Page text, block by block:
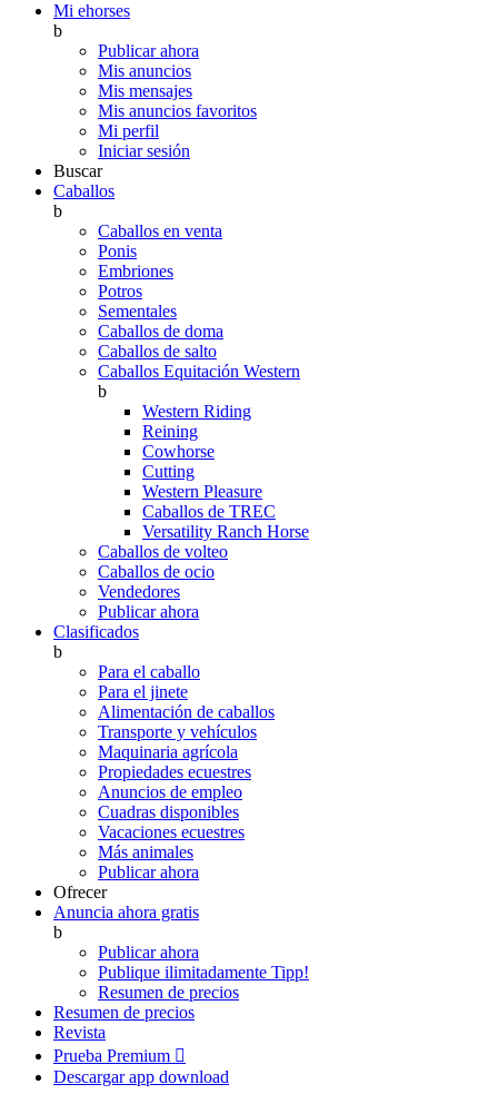
Mi ehorses
b
Publicar ahora
Mis anuncios
Mis mensajes
Mis anuncios favoritos
Mi perfil
Iniciar sesión
Buscar
Caballos
b
Caballos en venta
Ponis
Embriones
Potros
Sementales
Caballos de doma
Caballos de salto
Caballos Equitación Western
b
Western Riding
Reining
Cowhorse
Cutting
Western Pleasure
Caballos de TREC
Versatility Ranch Horse
Caballos de volteo
Caballos de ocio
Vendedores
Publicar ahora
Clasificados
b
Para el caballo
Para el jinete
Alimentación de caballos
Transporte y vehículos
Maquinaria agrícola
Propiedades ecuestres
Anuncios de empleo
Cuadras disponibles
Vacaciones ecuestres
Más animales
Publicar ahora
Ofrecer
Anuncia ahora gratis
b
Publicar ahora
Publique ilimitadamente Tipp!
Resumen de precios
Resumen de precios
Revista
Prueba Premium 
Descargar app download